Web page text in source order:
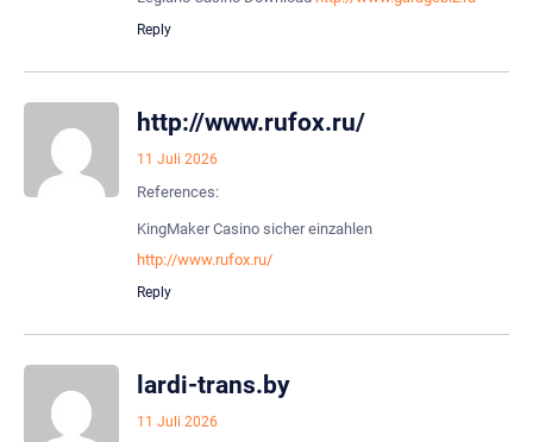
Reply
http://www.rufox.ru/
11 Juli 2026
References:
KingMaker Casino sicher einzahlen
http://www.rufox.ru/
Reply
lardi-trans.by
11 Juli 2026